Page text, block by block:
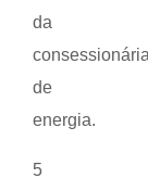
da
consessionária
de
energia.
5